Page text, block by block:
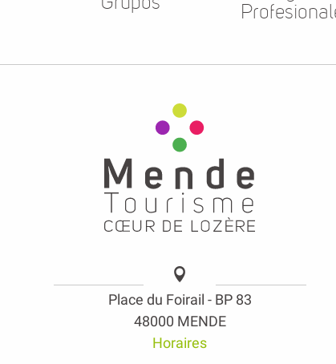
Place du Foirail - BP 83
48000 MENDE
Horaires